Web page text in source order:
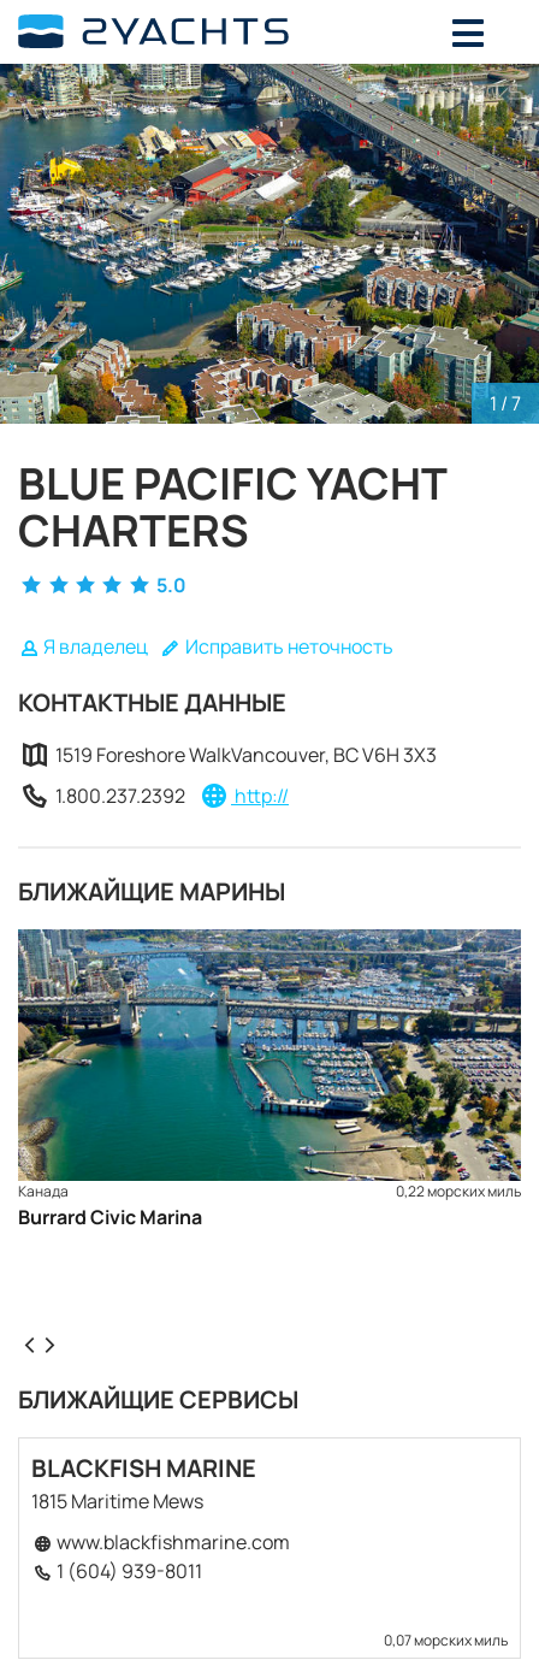
1 / 7
BLUE PACIFIC YACHT
CHARTERS
5.0
Я владелец Исправить неточность
КОНТАКТНЫЕ ДАННЫЕ
1519 Foreshore WalkVancouver, BC V6H 3X3
1.800.237.2392
http://
БЛИЖАЙЩИЕ МАРИНЫ
Канада 0,22 морских миль
Burrard Civic Marina
БЛИЖАЙЩИЕ СЕРВИСЫ
BLACKFISH MARINE
1815 Maritime Mews
www.blackfishmarine.com
1 (604) 939-8011
0,07 морских миль
ВЫБЕРИТЕ ДАТЫ ДЛЯ ОПРЕДЕЛЕНИЯ
СТОИМОСТИ
Август, 2026
ПН ВТ СР ЧТ ПТ СБ ВС
27 28 29 30 31 1
2
3
4 5 6 7 8
9
10
11 12 13 14 15
16
17
19 20 21 22
23
24
25 26 27 28 29
30
31
1 2 3 4 5 6
ЗАБРОНИРОВАТЬ